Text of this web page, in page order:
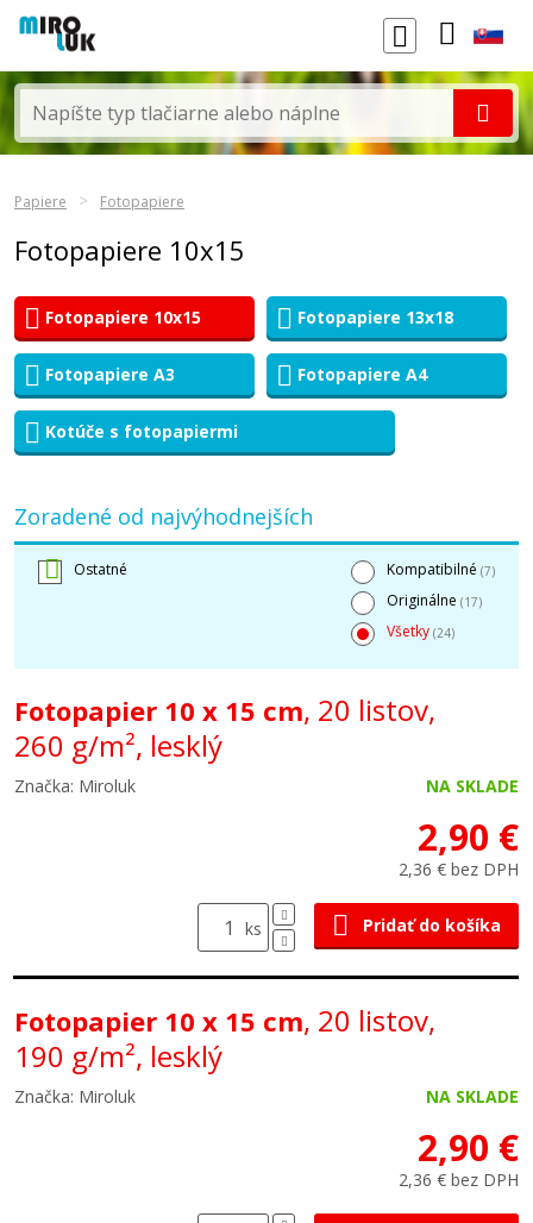
Papiere Fotopapiere
Fotopapiere 10x15
Fotopapiere 10x15 Fotopapiere 13x18
Fotopapiere A3 Fotopapiere A4
Kotúče s fotopapiermi
Zoradené od najvýhodnejších
Ostatné Kompatibilné (7)
Originálne (17)
Všetky (24)
Fotopapier 10 x 15 cm, 20 listov,
260 g/m², lesklý
Značka: Miroluk NA SKLADE
2,90 €
2,36 € bez DPH
ks Pridať do košíka
Fotopapier 10 x 15 cm, 20 listov,
190 g/m², lesklý
Značka: Miroluk NA SKLADE
2,90 €
2,36 € bez DPH